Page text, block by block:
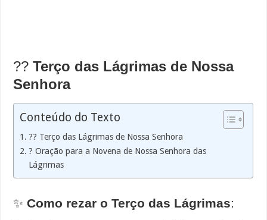
??Terço das Lágrimas de Nossa
Senhora
Conteúdo do Texto
?? Terço das Lágrimas de Nossa Senhora
? Oração para a Novena de Nossa Senhora das
Lágrimas
✨ Como rezar o Terço das Lágrimas: